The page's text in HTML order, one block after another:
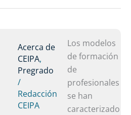
Acerca de
CEIPA,
Pregrado
/
Redacción
CEIPA
Los modelos
de formación
de
profesionales
se han
caracterizado